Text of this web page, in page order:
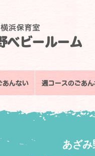
あざ